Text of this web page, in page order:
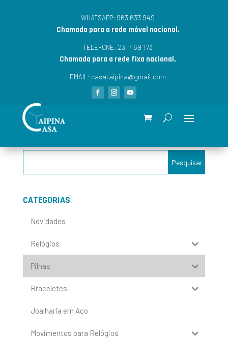
WHATSAPP: 963 633 949
Chamada para a rede móvel nacional.
TELEFONE: 231 469 173
Chamada para a rede fixa nacional.
EMAIL: casataipina@gmail.com
CATEGORIAS
Novidades
Relógios
Pilhas
Braceletes
Joalharia em Aço
Movimentos para Relógios